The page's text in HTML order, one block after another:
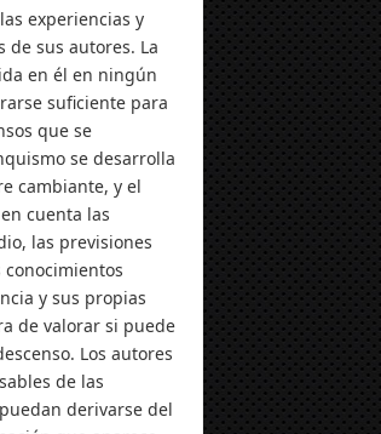
experiencias y
de sus autores. La
en él en ningún
suficiente para
que se
se desarrolla
cambiante, y el
cuenta las
las previsiones
conocimientos
y sus propias
de valorar si puede
Los autores
de las
derivarse del